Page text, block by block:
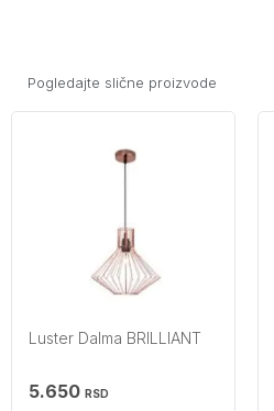
Pogledajte slične proizvode
Luster Dalma BRILLIANT
5.650 RSD